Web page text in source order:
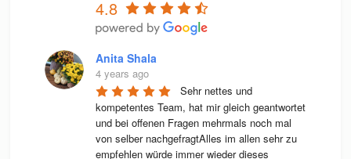
4.8
Anita Shala
4 years ago
Sehr nettes und
kompetentes Team, hat mir gleich geantwortet
und bei offenen Fragen mehrmals noch mal
von selber nachgefragtAlles im allen sehr zu
empfehlen würde immer wieder dieses